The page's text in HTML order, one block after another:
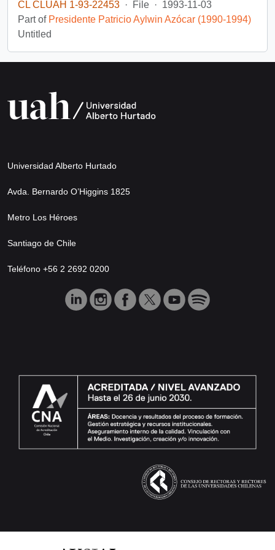
CL CLUAH 1-93-22453 · File · 1993-11-03
Part of Presidente Patricio Aylwin Azócar (1990-1994)
Untitled
Universidad Alberto Hurtado
Avda. Bernardo O’Higgins 1825
Metro Los Héroes
Santiago de Chile
Teléfono +56 2 2692 0200